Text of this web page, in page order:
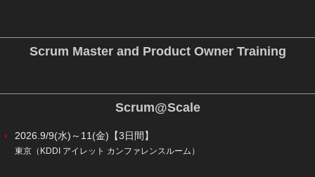
Scrum Master and Product Owner Training
Scrum@Scale
2026.9/9(水)～11(金)【3日間】
東京（KDDI アイレット カンファレンスルーム）